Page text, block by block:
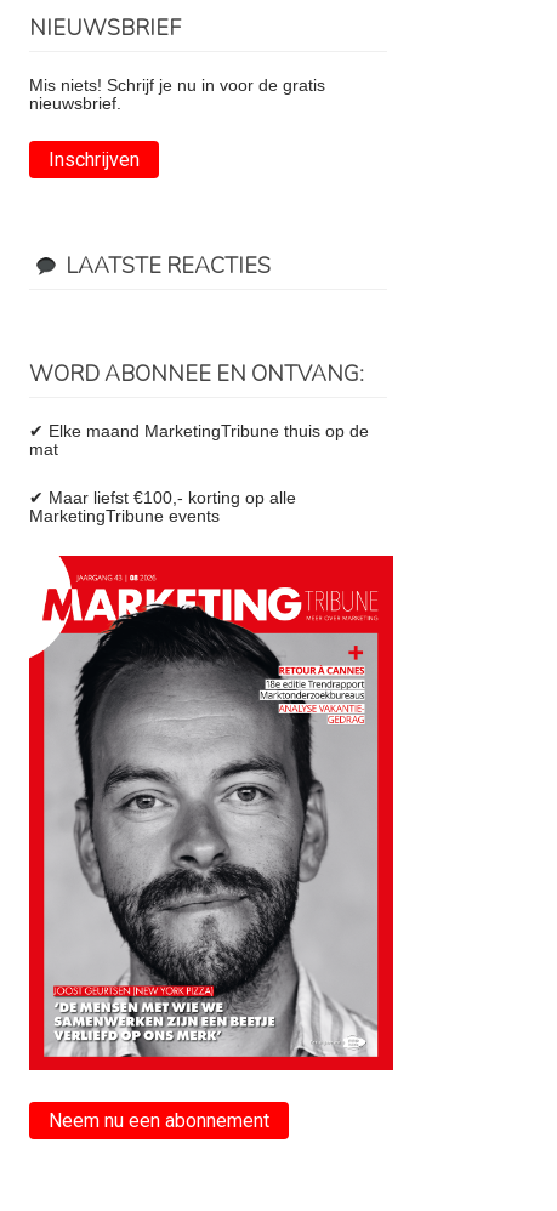
NIEUWSBRIEF
Mis niets! Schrijf je nu in voor de gratis
nieuwsbrief.
Inschrijven
LAATSTE REACTIES
WORD ABONNEE EN ONTVANG:
✔ Elke maand MarketingTribune thuis op de
mat
✔ Maar liefst €100,- korting op alle
MarketingTribune events
Neem nu een abonnement